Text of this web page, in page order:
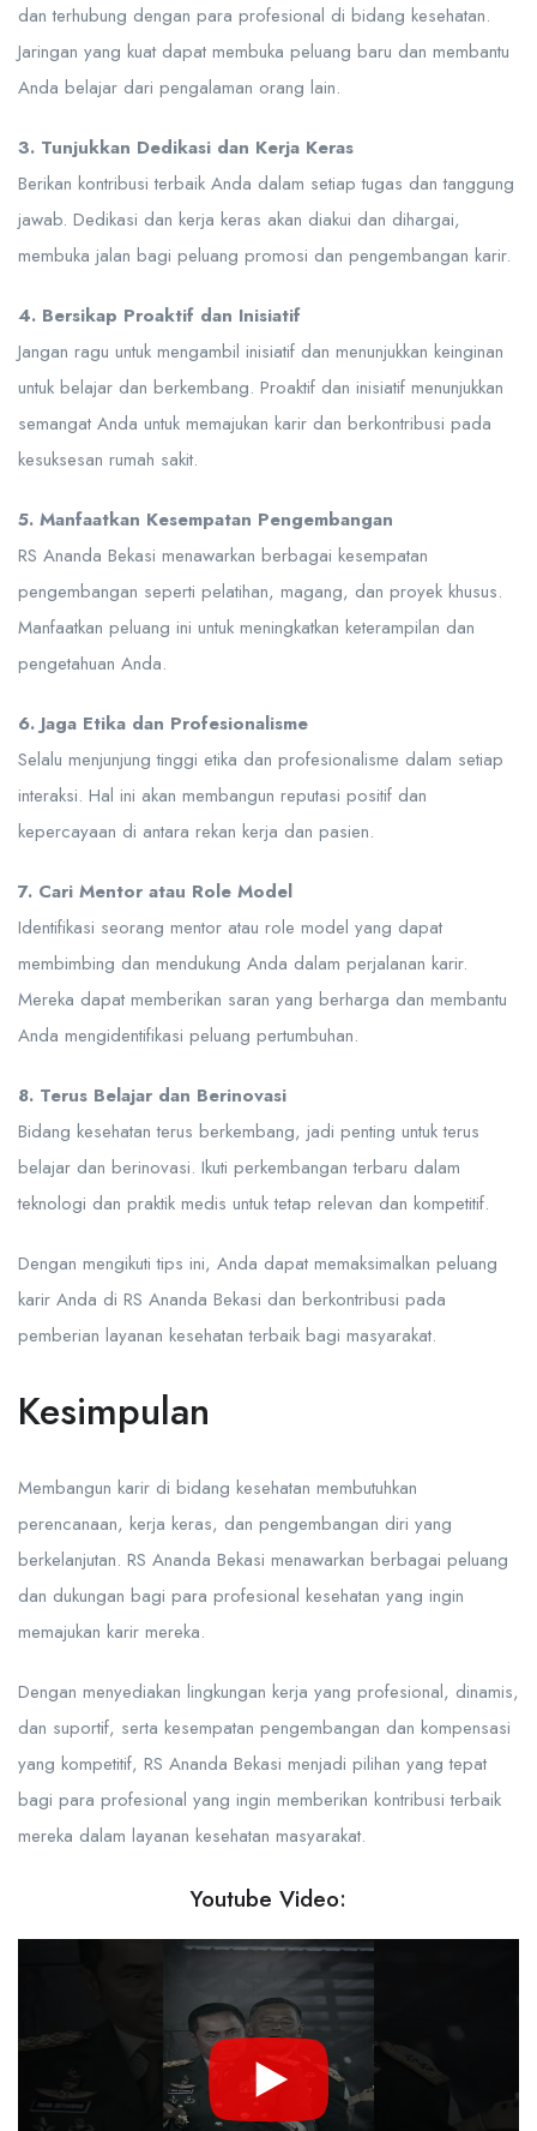
dan terhubung dengan para profesional di bidang kesehatan.
Jaringan yang kuat dapat membuka peluang baru dan membantu
Anda belajar dari pengalaman orang lain.
3. Tunjukkan Dedikasi dan Kerja Keras
Berikan kontribusi terbaik Anda dalam setiap tugas dan tanggung
jawab. Dedikasi dan kerja keras akan diakui dan dihargai,
membuka jalan bagi peluang promosi dan pengembangan karir.
4. Bersikap Proaktif dan Inisiatif
Jangan ragu untuk mengambil inisiatif dan menunjukkan keinginan
untuk belajar dan berkembang. Proaktif dan inisiatif menunjukkan
semangat Anda untuk memajukan karir dan berkontribusi pada
kesuksesan rumah sakit.
5. Manfaatkan Kesempatan Pengembangan
RS Ananda Bekasi menawarkan berbagai kesempatan
pengembangan seperti pelatihan, magang, dan proyek khusus.
Manfaatkan peluang ini untuk meningkatkan keterampilan dan
pengetahuan Anda.
6. Jaga Etika dan Profesionalisme
Selalu menjunjung tinggi etika dan profesionalisme dalam setiap
interaksi. Hal ini akan membangun reputasi positif dan
kepercayaan di antara rekan kerja dan pasien.
7. Cari Mentor atau Role Model
Identifikasi seorang mentor atau role model yang dapat
membimbing dan mendukung Anda dalam perjalanan karir.
Mereka dapat memberikan saran yang berharga dan membantu
Anda mengidentifikasi peluang pertumbuhan.
8. Terus Belajar dan Berinovasi
Bidang kesehatan terus berkembang, jadi penting untuk terus
belajar dan berinovasi. Ikuti perkembangan terbaru dalam
teknologi dan praktik medis untuk tetap relevan dan kompetitif.
Dengan mengikuti tips ini, Anda dapat memaksimalkan peluang
karir Anda di RS Ananda Bekasi dan berkontribusi pada
pemberian layanan kesehatan terbaik bagi masyarakat.
Kesimpulan
Membangun karir di bidang kesehatan membutuhkan
perencanaan, kerja keras, dan pengembangan diri yang
berkelanjutan. RS Ananda Bekasi menawarkan berbagai peluang
dan dukungan bagi para profesional kesehatan yang ingin
memajukan karir mereka.
Dengan menyediakan lingkungan kerja yang profesional, dinamis,
dan suportif, serta kesempatan pengembangan dan kompensasi
yang kompetitif, RS Ananda Bekasi menjadi pilihan yang tepat
bagi para profesional yang ingin memberikan kontribusi terbaik
mereka dalam layanan kesehatan masyarakat.
Youtube Video: